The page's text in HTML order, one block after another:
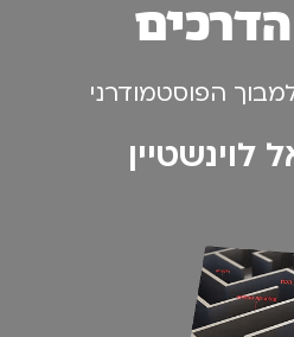
הפוסטמודרני
לוינשטיין